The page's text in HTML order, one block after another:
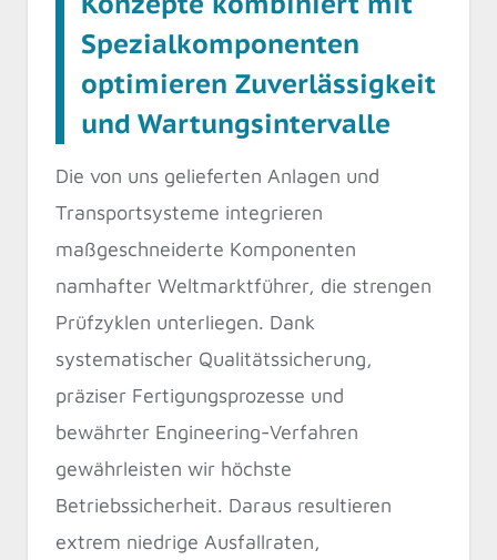
Spezialkomponenten
optimieren Zuverlässigkeit
und Wartungsintervalle
Die von uns gelieferten Anlagen und
Transportsysteme integrieren
maßgeschneiderte Komponenten
namhafter Weltmarktführer, die strengen
Prüfzyklen unterliegen. Dank
systematischer Qualitätssicherung,
präziser Fertigungsprozesse und
bewährter Engineering-Verfahren
gewährleisten wir höchste
Betriebssicherheit. Daraus resultieren
extrem niedrige Ausfallraten,